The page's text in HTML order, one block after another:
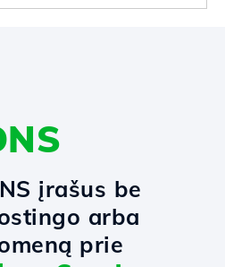
įrašus be
arba
prie